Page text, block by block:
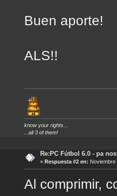
Buen aporte!
ALS!!
know your rights...
...all 3 of them!
Re:PC Fútbol 6.0 - pa
« Respuesta #2 en: Noviembre
Al comprimir,